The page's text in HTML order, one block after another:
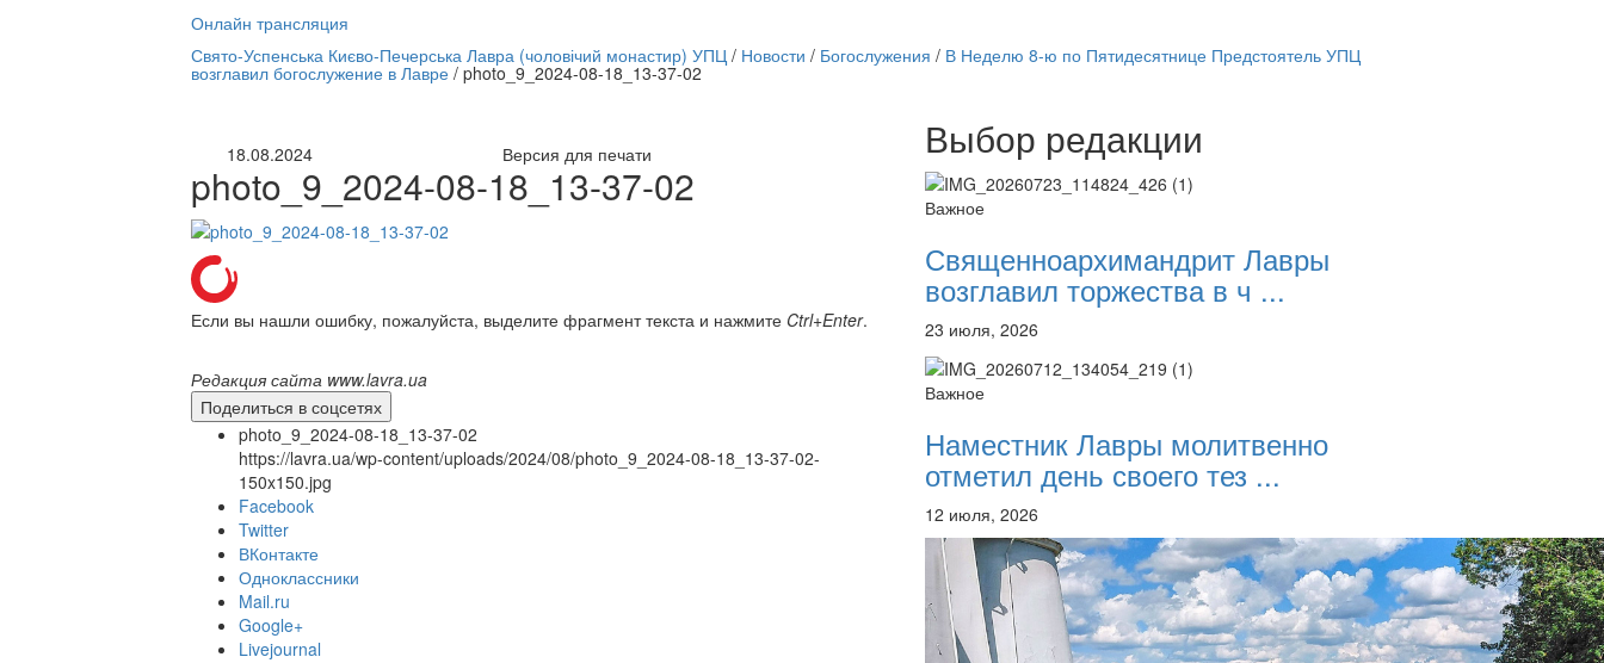
Онлайн трансляция
12 сентября
Онлайн трансляции
12 сентября 2015
12 сентября 2015Название трансляции
12 сентября 2015
12 сентября 2015Название трансляции
12 сентября 2015Название трансляции
Название трансляции
12 сентября 2015Название трансляции
Перейти к архиву
Свято-Успенська Києво-Печерська Лавра (чоловічий монастир) УПЦ/ Новости / Богослужения / В Неделю 8-ю по Пятидесятнице Предстоятель УПЦ
возглавил богослужение в Лавре/ photo_9_2024-08-18_13-37-02
18.08.2024 Версия для печати
photo_9_2024-08-18_13-37-02
Если вы нашли ошибку, пожалуйста, выделите фрагмент текста и нажмите Ctrl+Enter.
Редакция сайта www.lavra.ua
Поделиться в соцсетях
photo_9_2024-08-18_13-37-02
https://lavra.ua/wp-content/uploads/2024/08/photo_9_2024-08-18_13-37-02-
150x150.jpg
Facebook
Twitter
ВКонтакте
Одноклассники
Mail.ru
Google+
Livejournal
Выбор редакции
Важное
Священноархимандрит Лавры
возглавил торжества в ч ...
23 июля, 2026
Важное
Наместник Лавры молитвенно
отметил день своего тез ...
12 июля, 2026